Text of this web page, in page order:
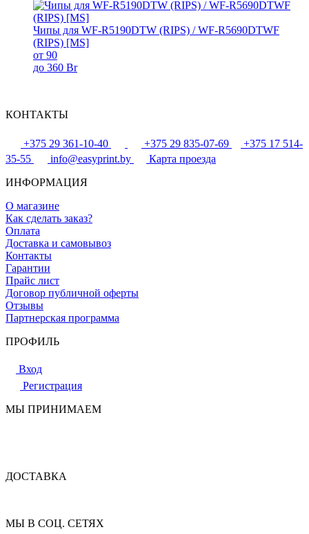
Чипы для WF-R5190DTW (RIPS) / WF-R5690DTWF
(RIPS) [MS]
от 90
до 360 Br
КОНТАКТЫ
+375 29 361-10-40 +375 29 835-07-69
+375 17 514-
35-55
info@easyprint.by
Карта проезда
ИНФОРМАЦИЯ
О магазине
Как сделать заказ?
Оплата
Доставка и самовывоз
Контакты
Гарантии
Прайс лист
Договор публичной оферты
Отзывы
Партнерская программа
ПРОФИЛЬ
Вход
Регистрация
МЫ ПРИНИМАЕМ
ДОСТАВКА
МЫ В СОЦ. СЕТЯХ